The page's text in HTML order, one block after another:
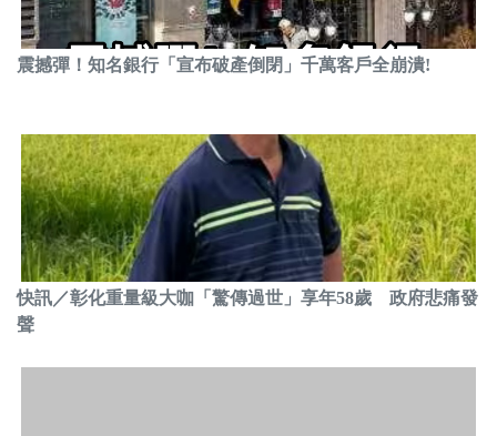
震撼彈！知名銀行「宣布破產倒閉」千萬客戶全崩潰!
快訊／彰化重量級大咖「驚傳過世」享年58歲 政府悲痛發
聲